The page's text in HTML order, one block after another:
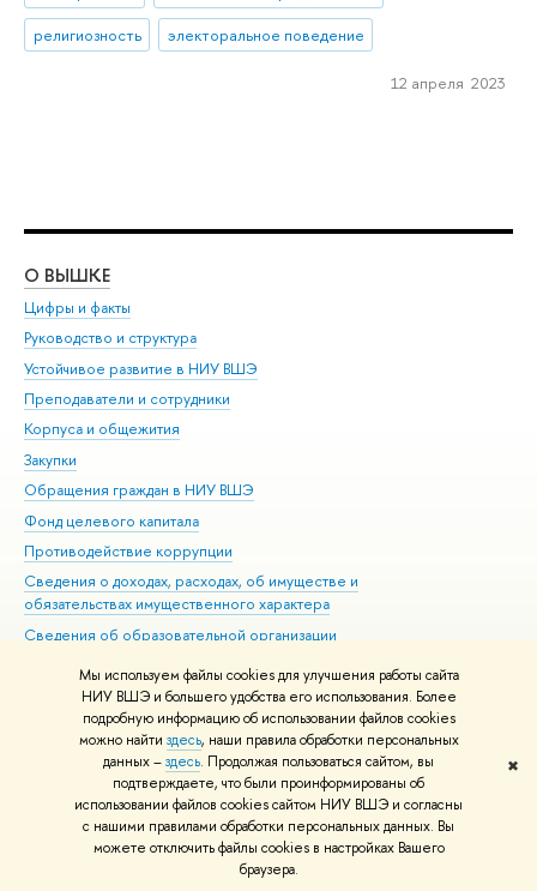
Мы используем файлы cookies для улучшения работы сайта
НИУ ВШЭ и большего удобства его использования. Более
подробную информацию об использовании файлов cookies
можно найти здесь, наши правила обработки персональных
данных –здесь. Продолжая пользоваться сайтом, вы
подтверждаете, что были проинформированы об
использовании файлов cookies сайтом НИУ ВШЭ и согласны
с нашими правилами обработки персональных данных. Вы
можете отключить файлы cookies в настройках Вашего
браузера.
✖
религиозность
электоральное поведение
12 апреля 2023
О ВЫШКЕ
Цифры и факты
Руководство и структура
Устойчивое развитие в НИУ ВШЭ
Преподаватели и сотрудники
Корпуса и общежития
Закупки
Обращения граждан в НИУ ВШЭ
Фонд целевого капитала
Противодействие коррупции
Сведения о доходах, расходах, об имуществе и
обязательствах имущественного характера
Сведения об образовательной организации
Людям с ограниченными возможностями здоровья
Единая платежная страница
Работа в Вышке
© НИУ ВШЭ 1993–2026 Адреса и контакты Условия использования
материалов Политика конфиденциальности Карта сайта
Шрифты HSE Sans и HSE Slab разработаны вШколе дизайна НИУ ВШЭ